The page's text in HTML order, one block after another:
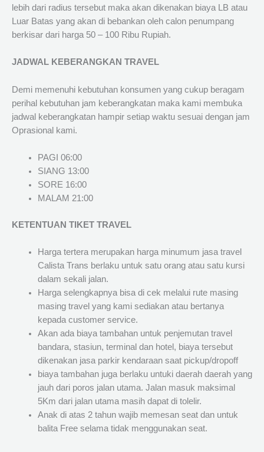
lebih dari radius tersebut maka akan dikenakan biaya LB atau
Luar Batas yang akan di bebankan oleh calon penumpang
berkisar dari harga 50 – 100 Ribu Rupiah.
JADWAL KEBERANGKAN TRAVEL
Demi memenuhi kebutuhan konsumen yang cukup beragam
perihal kebutuhan jam keberangkatan maka kami membuka
jadwal keberangkatan hampir setiap waktu sesuai dengan jam
Oprasional kami.
PAGI 06:00
SIANG 13:00
SORE 16:00
MALAM 21:00
KETENTUAN TIKET TRAVEL
Harga tertera merupakan harga minumum jasa travel
Calista Trans berlaku untuk satu orang atau satu kursi
dalam sekali jalan.
Harga selengkapnya bisa di cek melalui rute masing
masing travel yang kami sediakan atau bertanya
kepada customer service.
Akan ada biaya tambahan untuk penjemutan travel
bandara, stasiun, terminal dan hotel, biaya tersebut
dikenakan jasa parkir kendaraan saat pickup/dropoff
biaya tambahan juga berlaku untuki daerah daerah yang
jauh dari poros jalan utama. Jalan masuk maksimal
5Km dari jalan utama masih dapat di tolelir.
Anak di atas 2 tahun wajib memesan seat dan untuk
balita Free selama tidak menggunakan seat.